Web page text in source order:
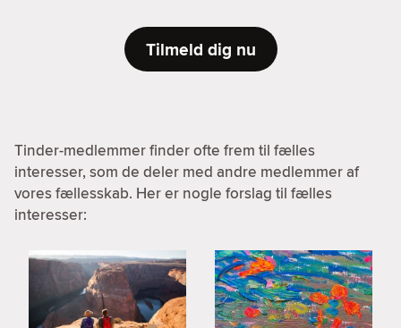
Tilmeld dig nu
Tinder-medlemmer finder ofte frem til fælles
interesser, som de deler med andre medlemmer af
vores fællesskab. Her er nogle forslag til fælles
interesser: